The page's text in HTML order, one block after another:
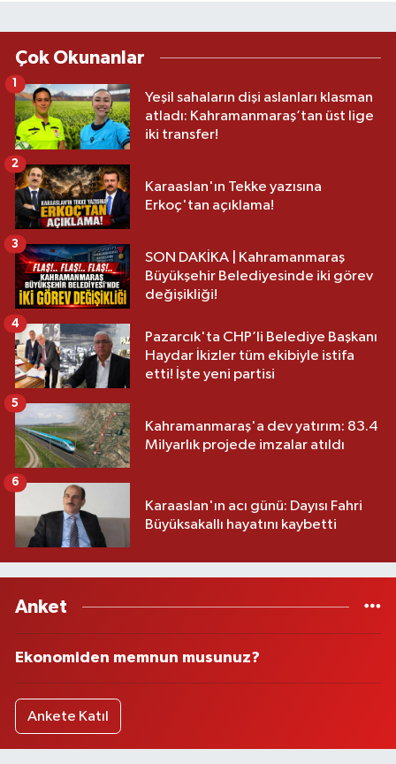
Çok Okunanlar
Yeşil sahaların dişi aslanları klasman
atladı: Kahramanmaraş’tan üst lige
iki transfer!
Karaaslan'ın Tekke yazısına
Erkoç'tan açıklama!
2
SON DAKİKA | Kahramanmaraş
Büyükşehir Belediyesinde iki görev
değişikliği!
3
Pazarcık'ta CHP’li Belediye Başkanı
Haydar İkizler tüm ekibiyle istifa
etti! İşte yeni partisi
4
Kahramanmaraş'a dev yatırım: 83.4
Milyarlık projede imzalar atıldı
5
Karaaslan'ın acı günü: Dayısı Fahri
Büyüksakallı hayatını kaybetti
6
Anket
Ekonomiden memnun musunuz?
Ankete Katıl